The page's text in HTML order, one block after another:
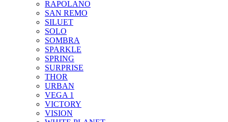
RAPOLANO
SAN REMO
SILUET
SOLO
SOMBRA
SPARKLE
SPRING
SURPRISE
THOR
URBAN
VEGA 1
VICTORY
VISION